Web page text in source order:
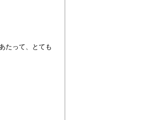
たって、とても